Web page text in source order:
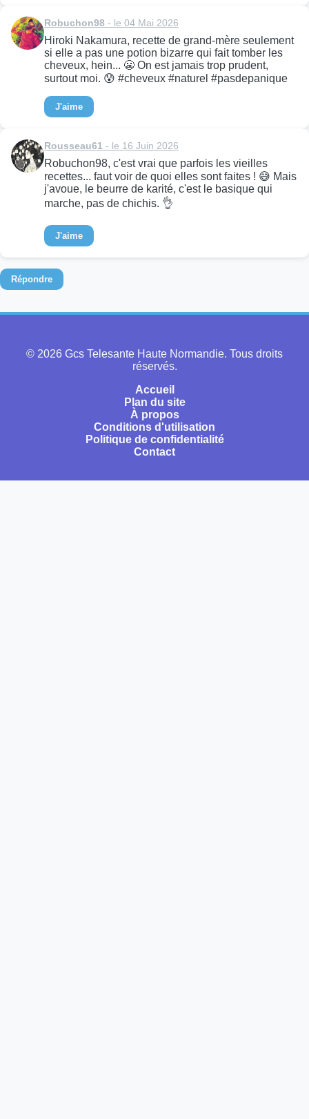
Robuchon98 - le 04 Mai 2026
Hiroki Nakamura, recette de grand-mère seulement
si elle a pas une potion bizarre qui fait tomber les
cheveux, hein... 😬 On est jamais trop prudent,
surtout moi. 😰 #cheveux #naturel #pasdepanique
J'aime
Rousseau61 - le 16 Juin 2026
Robuchon98, c'est vrai que parfois les vieilles
recettes... faut voir de quoi elles sont faites ! 😅 Mais
j'avoue, le beurre de karité, c'est le basique qui
marche, pas de chichis. 👌
J'aime
Répondre
© 2026 Gcs Telesante Haute Normandie. Tous droits
réservés.
Accueil
Plan du site
À propos
Conditions d'utilisation
Politique de confidentialité
Contact